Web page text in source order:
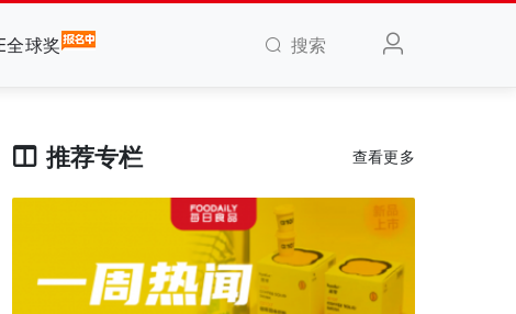
全球奖 搜索
推荐专栏 查看更多